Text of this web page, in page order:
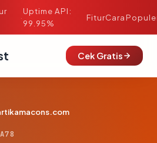
·
Uptime API:
99.95%
FiturCara
Cek Gratis